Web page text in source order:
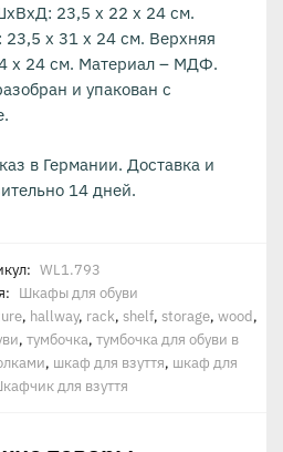
23,5 x 22 x 24 см.
x 31 x 24 см. Верхняя
x 24 см. Материал – МДФ.
и упакован с
в Германии. Доставка и
14 дней.
WL1.793
Шкафы для обуви
, hallway, rack, shelf, storage, wood,
, тумбочка, тумбочка для обуви в
, шкаф для взуття, шкаф для
для взуття